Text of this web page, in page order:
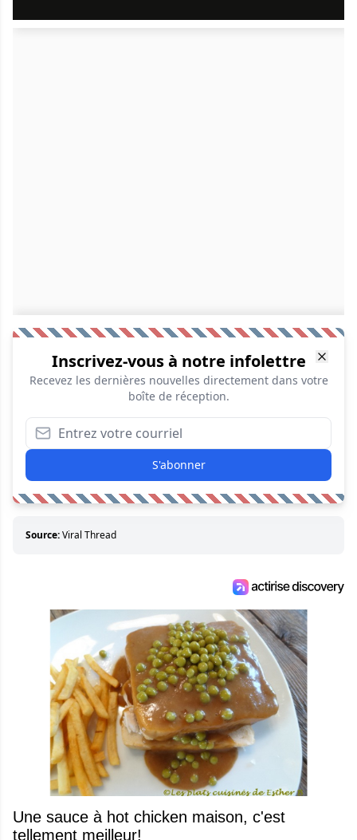
Inscrivez-vous à notre infolettre
Recevez les dernières nouvelles directement dans votre
boîte de réception.
S'abonner
Source:Viral Thread
Une sauce à hot chicken maison, c'est
tellement meilleur!